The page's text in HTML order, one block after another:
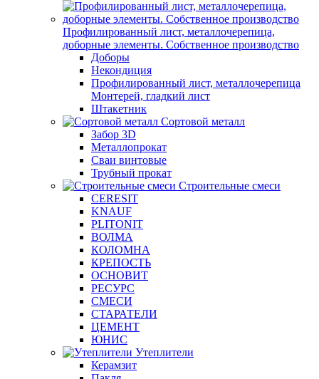
Профилированный лист, металлочерепица,
доборные элементы. Собственное производство
Доборы
Некондиция
Профилированный лист, металлочерепица
Монтерей, гладкий лист
Штакетник
Сортовой металл
Забор 3D
Металлопрокат
Сваи винтовые
Трубный прокат
Строительные смеси
CERESIT
KNAUF
PLITONIT
ВОЛМА
КОЛОМНА
КРЕПОСТЬ
ОСНОВИТ
РЕСУРС
СМЕСИ
СТАРАТЕЛИ
ЦЕМЕНТ
ЮНИС
Утеплители
Керамзит